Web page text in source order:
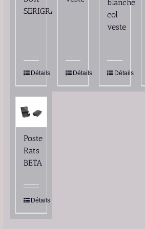
SERIGRAPHIE
Détails Détails
blanche
col
veste
Détails
Poste
Rats
BETA
Détails